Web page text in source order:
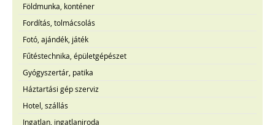
Földmunka, konténer
Fordítás, tolmácsolás
Fotó, ajándék, játék
Fűtéstechnika, épületgépészet
Gyógyszertár, patika
Háztartási gép szerviz
Hotel, szállás
Ingatlan, ingatlaniroda